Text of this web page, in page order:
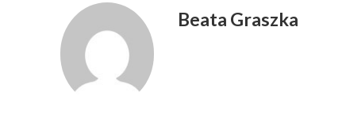
Beata Graszka